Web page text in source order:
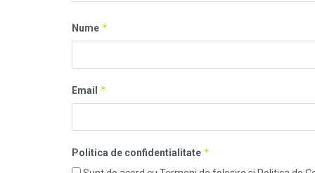
Nume *
Email *
Politica de confidentialitate *